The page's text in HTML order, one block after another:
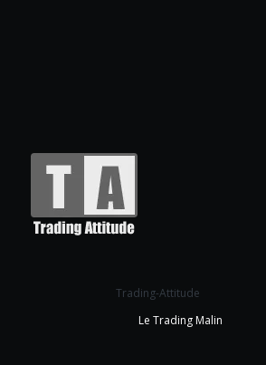
Trading-Attitude
Le Trading Malin